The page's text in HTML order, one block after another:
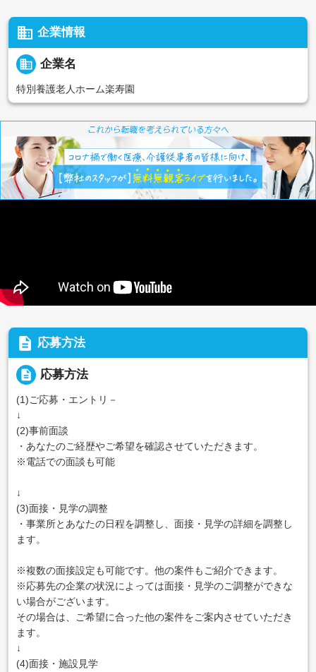
business 企業情報
business 企業名
特別養護老人ホーム楽寿園
description 応募方法
description 応募方法
(1)ご応募・エントリ－
↓
(2)事前面談
・あなたのご経歴やご希望を確認させていただきます。
※電話での面談も可能
↓
(3)面接・見学の調整
・事業所とあなたの日程を調整し、面接・見学の詳細を調整し
ます。
※複数の面接設定も可能です。他の案件もご紹介できます。
※応募先の企業の状況によっては面接・見学のご調整ができな
い場合がございます。
その場合は、ご希望に合った他の案件をご案内させていただき
ます。
↓
(4)面接・施設見学